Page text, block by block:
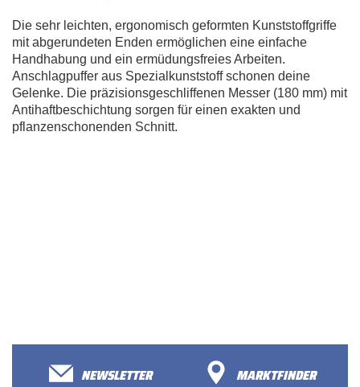
Die sehr leichten, ergonomisch geformten Kunststoffgriffe
mit abgerundeten Enden ermöglichen eine einfache
Handhabung und ein ermüdungsfreies Arbeiten.
Anschlagpuffer aus Spezialkunststoff schonen deine
Gelenke. Die präzisionsgeschliffenen Messer (180 mm) mit
Antihaftbeschichtung sorgen für einen exakten und
pflanzenschonenden Schnitt.
NEWSLETTER
MARKTFINDER